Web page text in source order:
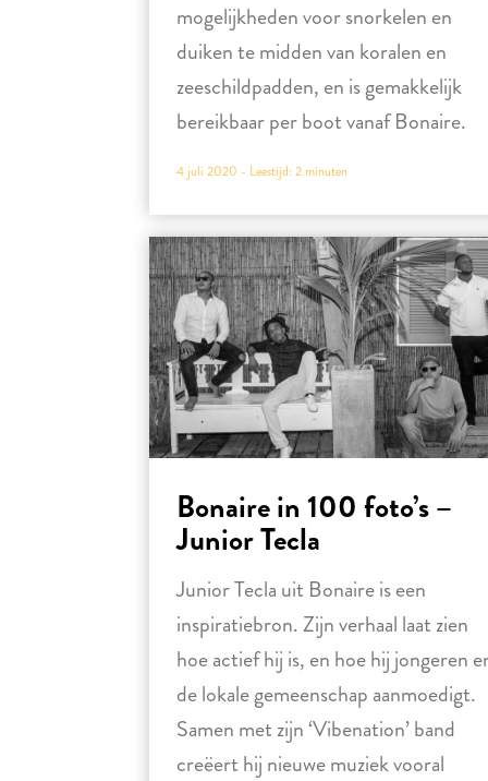
mogelijkheden voor snorkelen en
duiken te midden van koralen en
zeeschildpadden, en is gemakkelijk
bereikbaar per boot vanaf Bonaire.
4 juli 2020 - Leestijd: 2minuten
Bonaire in 100 foto’s –
Junior Tecla
Junior Tecla uit Bonaire is een
inspiratiebron. Zijn verhaal laat zien
hoe actief hij is, en hoe hij jongeren
de lokale gemeenschap aanmoedigt.
Samen met zijn ‘Vibenation’ band
creëert hij nieuwe muziek vooral